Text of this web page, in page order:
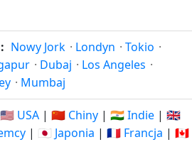
dni
za
14.10.2026
69
dni
za
15.10.2026
Nowy Jork · Londyn · Tokio ·
· Dubaj · Los Angeles ·
· Mumbaj
🇺🇸 USA | 🇨🇳 Chiny | 🇮🇳 Indie | 🇬🇧
| 🇯🇵 Japonia | 🇫🇷 Francja | 🇨🇦